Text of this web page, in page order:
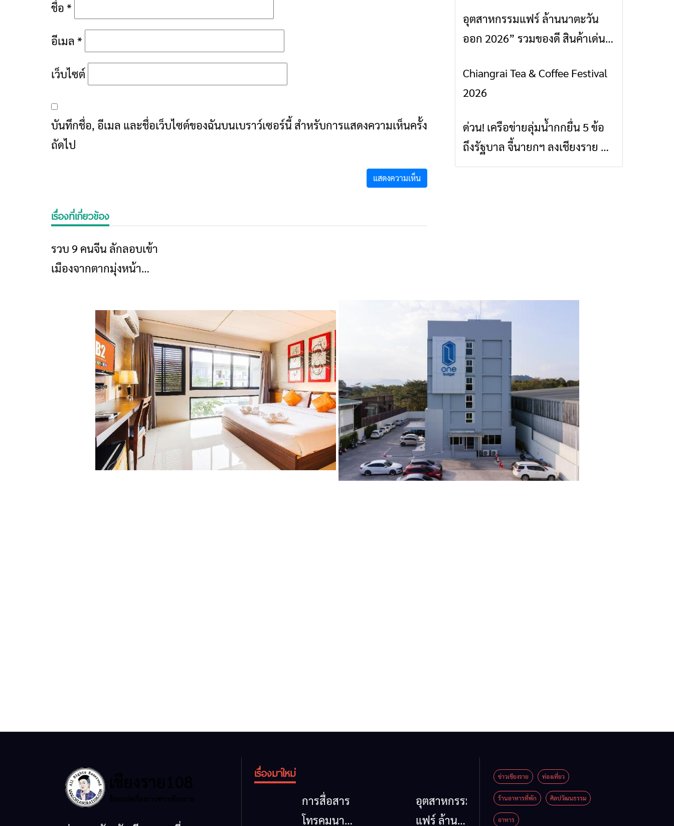
ชื่อ *
อีเมล *
เว็บไซต์
บันทึกชื่อ, อีเมล และชื่อเว็บไซต์ของฉันบนเบราว์เซอร์นี้ สำหรับการแสดงความเห็นครั้ง
ถัดไป
เรื่องที่เกี่ยวข้อง
ข่าวเชียงราย
รวบ 9 คนจีน ลักลอบเข้า
เมืองจากตากมุ่งหน้า
คาดเป็นผู้นำพา
ข่าวเชียงราย
อุตสาหกรรมแฟร์ ล้านนาตะวัน
ออก 2026” รวมของดี สินค้าเด่น
เชียงราย พะเยา แพร่ และน่าน
พร้อมชมคอนเสิร์ตจากศิลปินชื่อ
ข่าวเชียงราย
Chiangrai Tea & Coffee Festival
2026
ข่าวเชียงราย
ด่วน! เครือข่ายลุ่มน้ำกกยื่น 5 ข้อ
ถึงรัฐบาล จี้นายกฯ ลงเชียงราย แก้
วิกฤตสารปนเปื้อนต้นน้ำ
เรื่องมาใหม่
การสื่อสาร
โทรคมนาคม
อุตสาหกรรม
แฟร์ ล้าน
ข่าวเชียงราย ท่องเที่ยว
ร้านอาหารที่พัก ศิลปวัฒนธรรม
อาหาร